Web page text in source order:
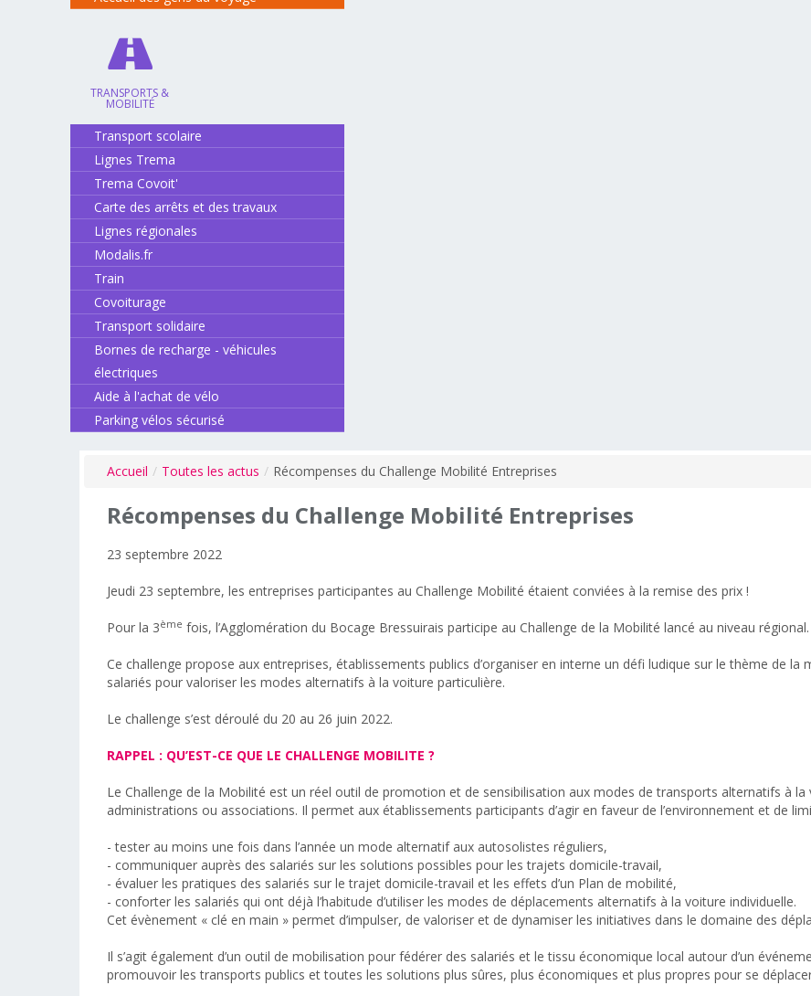
TRANSPORTS &
MOBILITÉ
Transport scolaire
Lignes Trema
Trema Covoit'
Carte des arrêts et des travaux
Lignes régionales
Modalis.fr
Train
Covoiturage
Transport solidaire
Bornes de recharge - véhicules
électriques
Aide à l'achat de vélo
Parking vélos sécurisé
Accueil / Toutes les actus / Récompenses du Challenge Mobilité Entreprises
Récompenses du Challenge Mobilité Entreprises
23 septembre 2022
Jeudi 23 septembre, les entreprises participantes au Challenge Mobilité étaient conviées à la remise des prix !
Pour la 3ème fois, l’Agglomération du Bocage Bressuirais participe au Challenge de la Mobilité lancé au niveau régional.
Ce challenge propose aux entreprises, établissements publics d’organiser en interne un défi ludique sur le thème de la
salariés pour valoriser les modes alternatifs à la voiture particulière.
Le challenge s’est déroulé du 20 au 26 juin 2022.
RAPPEL : QU’EST-CE QUE LE CHALLENGE MOBILITE ?
Le Challenge de la Mobilité est un réel outil de promotion et de sensibilisation aux modes de transports alternatifs à
administrations ou associations. Il permet aux établissements participants d’agir en faveur de l’environnement et de
- tester au moins une fois dans l’année un mode alternatif aux autosolistes réguliers,
- communiquer auprès des salariés sur les solutions possibles pour les trajets domicile-travail,
- évaluer les pratiques des salariés sur le trajet domicile-travail et les effets d’un Plan de mobilité,
- conforter les salariés qui ont déjà l’habitude d’utiliser les modes de déplacements alternatifs à la voiture individuelle.
Cet évènement « clé en main » permet d’impulser, de valoriser et de dynamiser les initiatives dans le domaine des
Il s’agit également d’un outil de mobilisation pour fédérer des salariés et le tissu économique local autour d’un
promouvoir les transports publics et toutes les solutions plus sûres, plus économiques et plus propres pour se